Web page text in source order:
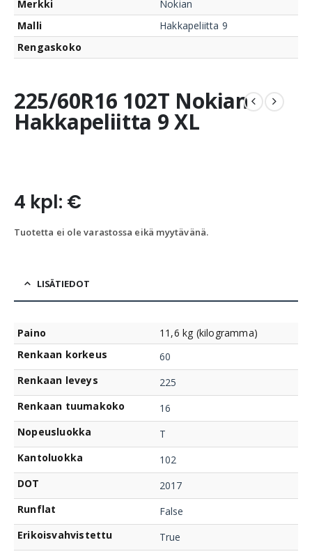
Merkki
Nokian
Malli
Hakkapeliitta 9
Rengaskoko
225/60R16 102T Nokian
Hakkapeliitta 9 XL
4 kpl: €
Tuotetta ei ole varastossa eikä myytävänä.
LISÄTIEDOT
Paino
11,6 kg (kilogramma)
Renkaan korkeus
60
Renkaan leveys
225
Renkaan tuumakoko
16
Nopeusluokka
T
Kantoluokka
102
DOT
2017
Runflat
False
Erikoisvahvistettu
True